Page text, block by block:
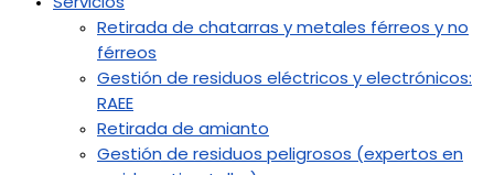
Retirada de chatarras y metales férreos y no
férreos
Gestión de residuos eléctricos y electrónicos:
RAEE
Retirada de amianto
Gestión de residuos peligrosos (expertos en